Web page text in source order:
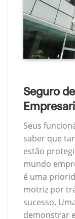
Seguro
Seus
saber que
estão
mundo
é uma
motriz por
sucesso.
demonstrar